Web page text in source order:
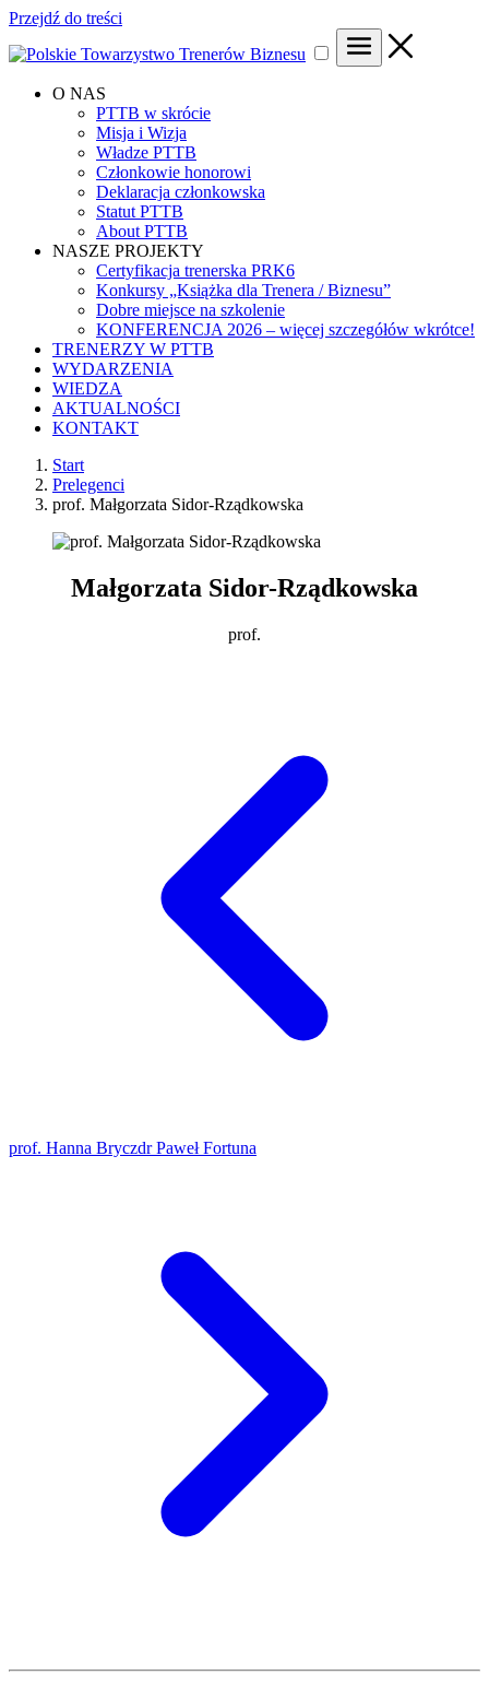
Przejdź do treści
O NAS
PTTB w skrócie
Misja i Wizja
Władze PTTB
Członkowie honorowi
Deklaracja członkowska
Statut PTTB
About PTTB
NASZE PROJEKTY
Certyfikacja trenerska PRK6
Konkursy „Książka dla Trenera / Biznesu”
Dobre miejsce na szkolenie
KONFERENCJA 2026 – więcej szczegółów wkrótce!
TRENERZY W PTTB
WYDARZENIA
WIEDZA
AKTUALNOŚCI
KONTAKT
Start
Prelegenci
prof. Małgorzata Sidor-Rządkowska
Małgorzata Sidor-Rządkowska
prof.
prof. Hanna Bryczdr Paweł Fortuna